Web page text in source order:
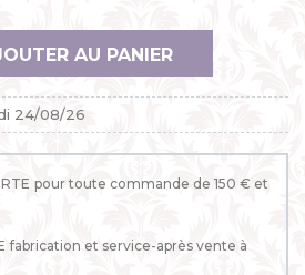
AU PANIER
24/08/26
pour toute commande de 150 € et
fabrication et service-après vente à